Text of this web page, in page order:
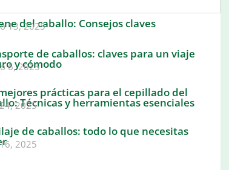
del caballo: Consejos claves
13, 2025
de caballos: claves para un viaje
y cómodo
6, 2025
prácticas para el cepillado del
Técnicas y herramientas esenciales
2025
de caballos: todo lo que necesitas
2025